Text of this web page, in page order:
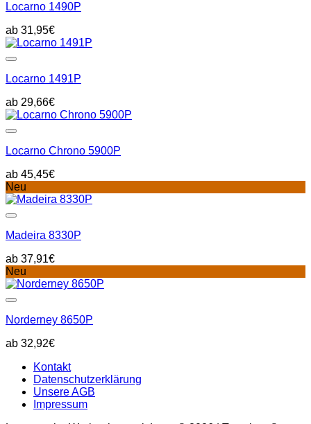
Locarno 1490P
31,95€
Locarno 1491P
29,66€
Locarno Chrono 5900P
45,45€
Neu
Madeira 8330P
37,91€
Neu
Norderney 8650P
32,92€
Kontakt
Datenschutzerklärung
Unsere AGB
Impressum